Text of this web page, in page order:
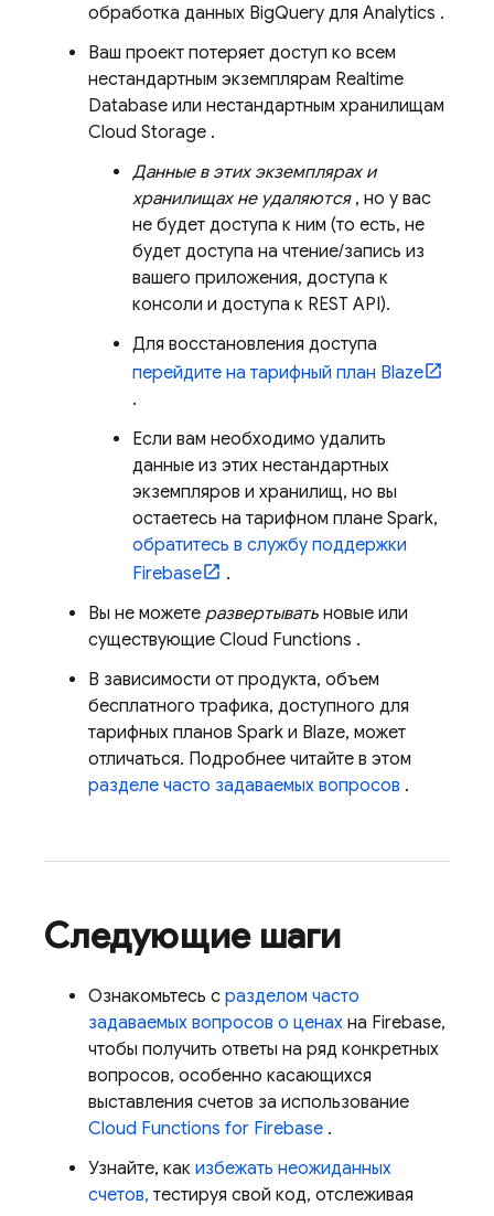
обработка данных BigQuery для Analytics .
Ваш проект потеряет доступ ко всем
нестандартным экземплярам Realtime
Database или нестандартным хранилищам
Cloud Storage .
Данные в этих экземплярах и
хранилищах не удаляются, но у вас
не будет доступа к ним (то есть, не
будет доступа на чтение/запись из
вашего приложения, доступа к
консоли и доступа к REST API).
Для восстановления доступа
перейдите на тарифный план Blaze
.
Если вам необходимо удалить
данные из этих нестандартных
экземпляров и хранилищ, но вы
остаетесь на тарифном плане Spark,
обратитесь в службу поддержки
Firebase
.
Вы не можете развертывать новые или
существующие Cloud Functions .
В зависимости от продукта, объем
бесплатного трафика, доступного для
тарифных планов Spark и Blaze, может
отличаться. Подробнее читайте в этом
разделе часто задаваемых вопросов .
Следующие шаги
Ознакомьтесь с разделом часто
задаваемых вопросов о ценах на Firebase,
чтобы получить ответы на ряд конкретных
вопросов, особенно касающихся
выставления счетов за использование
Cloud Functions for Firebase .
Узнайте, как избежать неожиданных
счетов, тестируя свой код, отслеживая